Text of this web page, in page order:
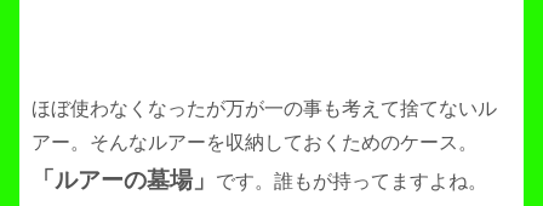
ほぼ使わなくなったが万が一の事も考えて捨てないル
アー。そんなルアーを収納しておくためのケース。
「ルアーの墓場」 です。誰もが持ってますよね。